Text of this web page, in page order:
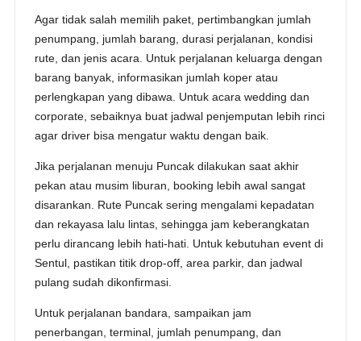
Agar tidak salah memilih paket, pertimbangkan jumlah
penumpang, jumlah barang, durasi perjalanan, kondisi
rute, dan jenis acara. Untuk perjalanan keluarga dengan
barang banyak, informasikan jumlah koper atau
perlengkapan yang dibawa. Untuk acara wedding dan
corporate, sebaiknya buat jadwal penjemputan lebih rinci
agar driver bisa mengatur waktu dengan baik.
Jika perjalanan menuju Puncak dilakukan saat akhir
pekan atau musim liburan, booking lebih awal sangat
disarankan. Rute Puncak sering mengalami kepadatan
dan rekayasa lalu lintas, sehingga jam keberangkatan
perlu dirancang lebih hati-hati. Untuk kebutuhan event di
Sentul, pastikan titik drop-off, area parkir, dan jadwal
pulang sudah dikonfirmasi.
Untuk perjalanan bandara, sampaikan jam
penerbangan, terminal, jumlah penumpang, dan